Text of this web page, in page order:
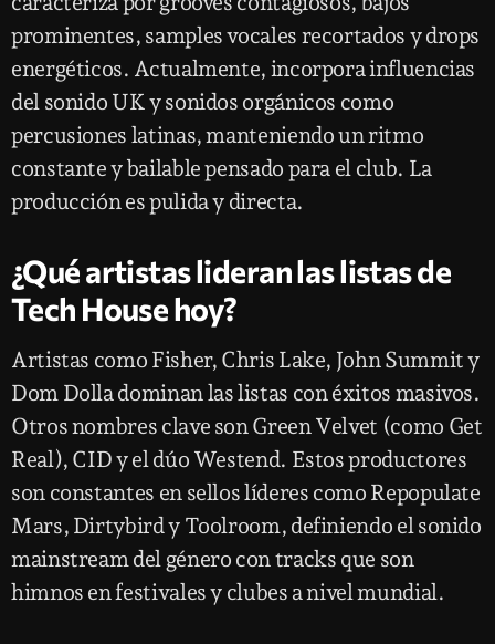
prominentes, samples vocales recortados y drops
energéticos. Actualmente, incorpora influencias
del sonido UK y sonidos orgánicos como
percusiones latinas, manteniendo un ritmo
constante y bailable pensado para el club. La
producción es pulida y directa.
¿Qué artistas lideran las listas de
Tech House hoy?
Artistas como Fisher, Chris Lake, John Summit y
Dom Dolla dominan las listas con éxitos masivos.
Otros nombres clave son Green Velvet (como Get
Real), CID y el dúo Westend. Estos productores
son constantes en sellos líderes como Repopulate
Mars, Dirtybird y Toolroom, definiendo el sonido
mainstream del género con tracks que son
himnos en festivales y clubes a nivel mundial.